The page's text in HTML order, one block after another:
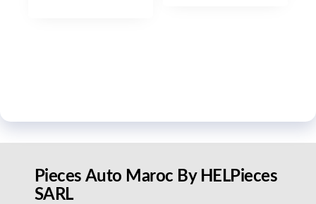
Pieces Auto Maroc By HELPieces
SARL